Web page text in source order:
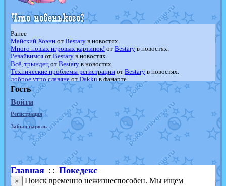
Ранее
Майский Хоэннот Bestaryв новостях.
Много новых игровых картинок! от Bestaryв новостях.
Ревайвимсяот Bestaryв новостях.
Всё, трындецот Bestaryв новостях.
Технические проблемы регистрацииот Bestaryв новостях.
доброе утро славянеот Dakku в фанарте.
Йолда и МимикьюотMavisNyanCatв фанарте.
Недовольный котомангуст
в фанарте.
The Dark Wishmaker
отRandomon
шадоу спиритомб
отilovearceus
в фанарте.
траббишотilovearceusв фанарте.
Raging BoltотGraceDaFox
Shadow mismagiusотJOK_julia
в фанарте.
художникот vicavicaв фанарте.
Гость
Войти
Регистрация
Забыл пароль
Главная: : Покедекс
×
Поиск временно нежизнеспособен. Мы ищем